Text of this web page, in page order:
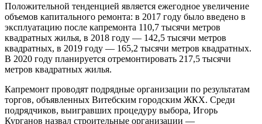
Положительной тенденцией является ежегодное увеличение
объемов капитального ремонта: в 2017 году было введено в
эксплуатацию после капремонта 110,7 тысячи метров
квадратных жилья, в 2018 году — 142,5 тысячи метров
квадратных, в 2019 году — 165,2 тысячи метров квадратных.
В 2020 году планируется отремонтировать 217,5 тысячи
метров квадратных жилья.
Капремонт проводят подрядные организации по результатам
торгов, объявленных Витебским городским ЖКХ. Среди
подрядчиков, выигравших процедуру выбора, Игорь
Курганов назвал строительные организации —